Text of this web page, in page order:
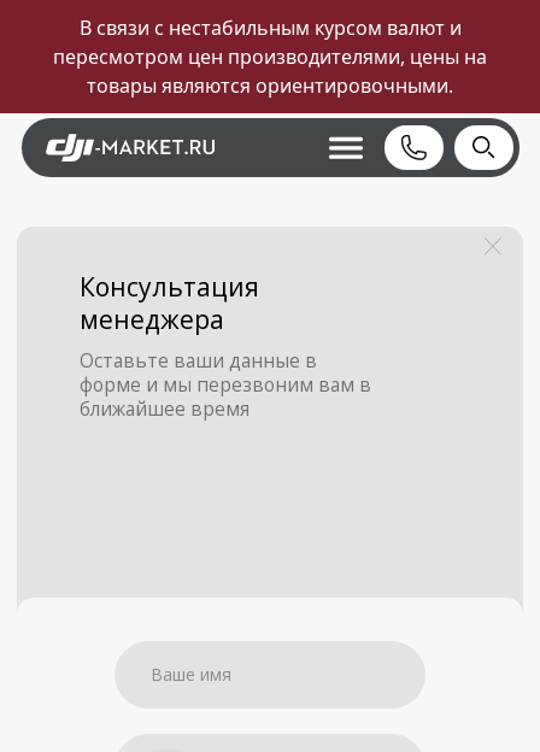
В связи с нестабильным курсом валют и
пересмотром цен производителями, цены на
товары являются ориентировочными.
форме и мы перезвоним вам в
ближайшее время